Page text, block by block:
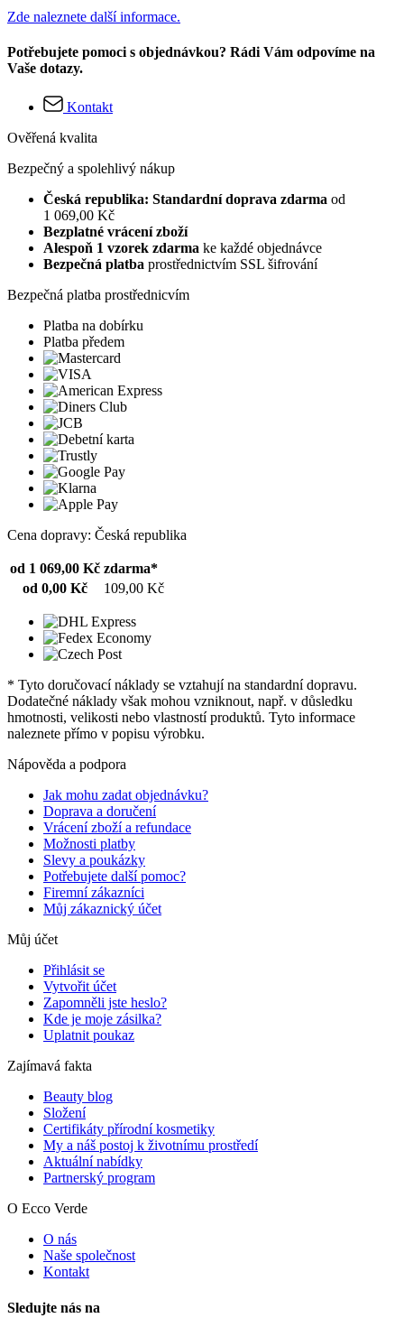
Zde naleznete další informace.
Potřebujete pomoci s objednávkou? Rádi Vám odpovíme na
Vaše dotazy.
Kontakt
Ověřená kvalita
Bezpečný a spolehlivý nákup
Česká republika: Standardní doprava zdarma od
1 069,00 Kč
Bezplatné vrácení zboží
Alespoň 1 vzorek zdarma ke každé objednávce
Bezpečná platba prostřednictvím SSL šifrování
Bezpečná platba prostřednicvím
Platba na dobírku
Platba předem
Cena dopravy: Česká republika
od 1 069,00 Kč zdarma*
od 0,00 Kč
109,00 Kč
* Tyto doručovací náklady se vztahují na standardní dopravu.
Dodatečné náklady však mohou vzniknout, např. v důsledku
hmotnosti, velikosti nebo vlastností produktů. Tyto informace
naleznete přímo v popisu výrobku.
Nápověda a podpora
Jak mohu zadat objednávku?
Doprava a doručení
Vrácení zboží a refundace
Možnosti platby
Slevy a poukázky
Potřebujete další pomoc?
Firemní zákazníci
Můj zákaznický účet
Můj účet
Přihlásit se
Vytvořit účet
Zapomněli jste heslo?
Kde je moje zásilka?
Uplatnit poukaz
Zajímavá fakta
Beauty blog
Složení
Certifikáty přírodní kosmetiky
My a náš postoj k životnímu prostředí
Aktuální nabídky
Partnerský program
O Ecco Verde
O nás
Naše společnost
Kontakt
Sledujte nás na